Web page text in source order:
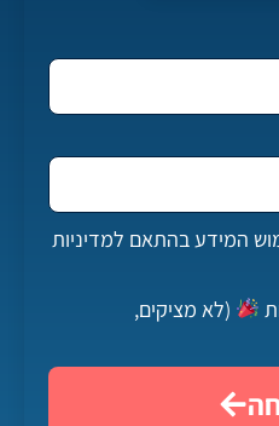
המידע בהתאם למדיניות
(לא מציקים,